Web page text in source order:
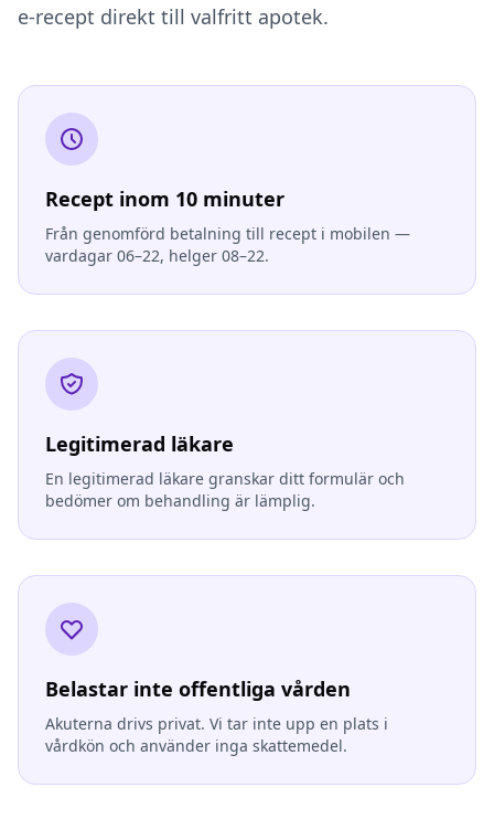
e-recept direkt till valfritt apotek.
Recept inom 10 minuter
Från genomförd betalning till recept i mobilen —
vardagar 06–22, helger 08–22.
Legitimerad läkare
En legitimerad läkare granskar ditt formulär och
bedömer om behandling är lämplig.
Belastar inte offentliga vården
Akuterna drivs privat. Vi tar inte upp en plats i
vårdkön och använder inga skattemedel.